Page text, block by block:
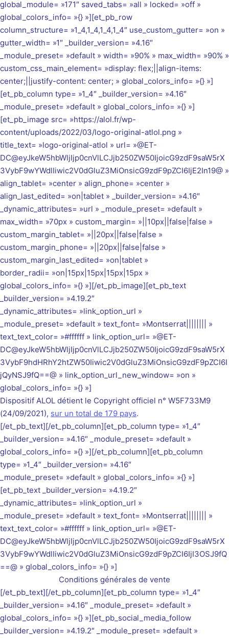
global_module= »171″ saved_tabs= »all » locked= »off »
global_colors_info= »{} »][et_pb_row
column_structure= »1_4,1_4,1_4,1_4″ use_custom_gutter= »on »
gutter_width= »1″ _builder_version= »4.16″
_module_preset= »default » width= »90% » max_width= »90% »
custom_css_main_element= »display: flex;||align-items:
center;||justify-content: center; » global_colors_info= »{} »]
[et_pb_column type= »1_4″ _builder_version= »4.16″
_module_preset= »default » global_colors_info= »{} »]
[et_pb_image src= »https://alol.fr/wp-
content/uploads/2022/03/logo-original-atlol.png »
title_text= »logo-original-atlol » url= »@ET-
DC@eyJkeW5hbWljIjp0cnVlLCJjb250ZW50IjoicG9zdF9saW5rX
3VybF9wYWdlIiwic2V0dGluZ3MiOnsicG9zdF9pZCI6IjE2In19@ »
align_tablet= »center » align_phone= »center »
align_last_edited= »on|tablet » _builder_version= »4.16″
_dynamic_attributes= »url » _module_preset= »default »
max_width= »70px » custom_margin= »||10px||false|false »
custom_margin_tablet= »||20px||false|false »
custom_margin_phone= »||20px||false|false »
custom_margin_last_edited= »on|tablet »
border_radii= »on|15px|15px|15px|15px »
global_colors_info= »{} »][/et_pb_image][et_pb_text
_builder_version= »4.19.2″
_dynamic_attributes= »link_option_url »
_module_preset= »default » text_font= »Montserrat|||||||| »
text_text_color= »#ffffff » link_option_url= »@ET-
DC@eyJkeW5hbWljIjp0cnVlLCJjb250ZW50IjoicG9zdF9saW5rX
3VybF9hdHRhY2htZW50Iiwic2V0dGluZ3MiOnsicG9zdF9pZCI6I
jQyNSJ9fQ==@ » link_option_url_new_window= »on »
global_colors_info= »{} »]
Dispositif ALOL détient le Copyright officiel n° W5F733M9
(24/09/2021), sur un total de 179 pays.
[/et_pb_text][/et_pb_column][et_pb_column type= »1_4″
_builder_version= »4.16″ _module_preset= »default »
global_colors_info= »{} »][/et_pb_column][et_pb_column
type= »1_4″ _builder_version= »4.16″
_module_preset= »default » global_colors_info= »{} »]
[et_pb_text _builder_version= »4.19.2″
_dynamic_attributes= »link_option_url »
_module_preset= »default » text_font= »Montserrat|||||||| »
text_text_color= »#ffffff » link_option_url= »@ET-
DC@eyJkeW5hbWljIjp0cnVlLCJjb250ZW50IjoicG9zdF9saW5rX
3VybF9wYWdlIiwic2V0dGluZ3MiOnsicG9zdF9pZCI6IjI3OSJ9fQ
==@ » global_colors_info= »{} »]
Conditions générales de vente
[/et_pb_text][/et_pb_column][et_pb_column type= »1_4″
_builder_version= »4.16″ _module_preset= »default »
global_colors_info= »{} »][et_pb_social_media_follow
_builder_version= »4.19.2″ _module_preset= »default »